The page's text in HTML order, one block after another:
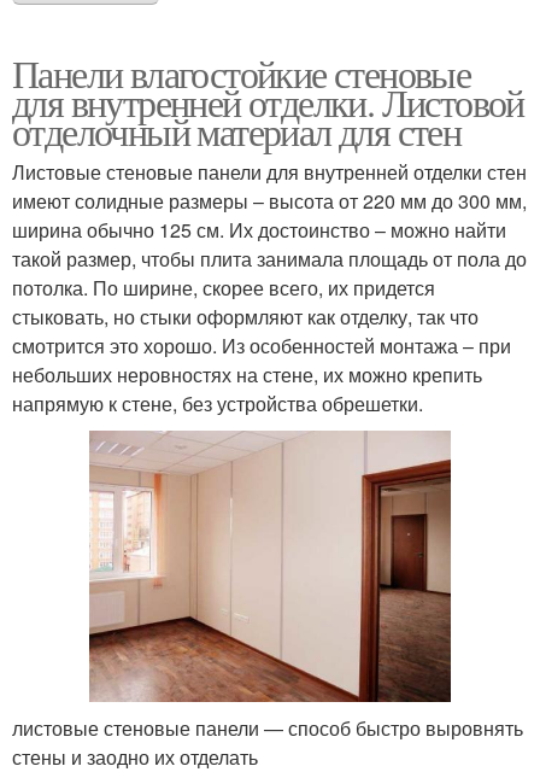
Панели влагостойкие стеновые
для внутренней отделки. Листовой
отделочный материал для стен
Листовые стеновые панели для внутренней отделки стен
имеют солидные размеры – высота от 220 мм до 300 мм,
ширина обычно 125 см. Их достоинство – можно найти
такой размер, чтобы плита занимала площадь от пола до
потолка. По ширине, скорее всего, их придется
стыковать, но стыки оформляют как отделку, так что
смотрится это хорошо. Из особенностей монтажа – при
небольших неровностях на стене, их можно крепить
напрямую к стене, без устройства обрешетки.
листовые стеновые панели — способ быстро выровнять
стены и заодно их отделать